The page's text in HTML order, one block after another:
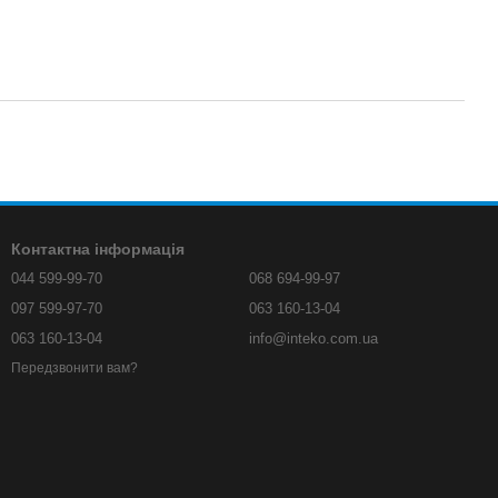
Контактна інформація
044 599-99-70
097 599-97-70
063 160-13-04
Передзвонити вам?
068 694-99-97
063 160-13-04
info@inteko.com.ua